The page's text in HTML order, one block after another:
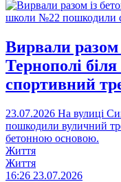
Вирвали разом
Тернополі
спортивний
23.07.2026 На вулиці
пошкодили вуличний
бетонною основою.
Життя
Життя
16:26 23.07.2026